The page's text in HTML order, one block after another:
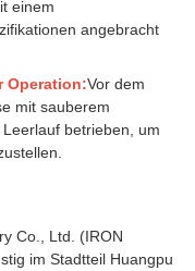
einem
angebracht
Operation:Vor dem
mit sauberem
betrieben, um
Co., Ltd. (IRON
im Stadtteil Huangpu